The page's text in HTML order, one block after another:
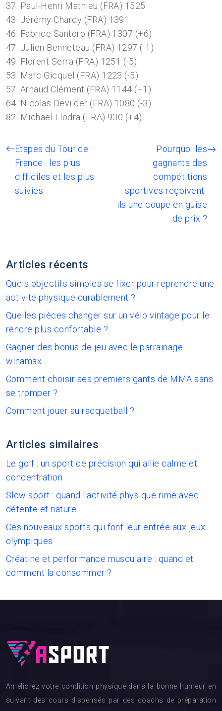
37. Paul-Henri Mathieu (FRA) 1525
43. Jérémy Chardy (FRA) 1391
46. Fabrice Santoro (FRA) 1307 (+6)
47. Julien Benneteau (FRA) 1297 (-1)
49. Florent Serra (FRA) 1251 (-5)
53. Marc Gicquel (FRA) 1223 (-5)
57. Arnaud Clément (FRA) 1144 (+1)
64. Nicolas Devilder (FRA) 1080 (-3)
82. Michaël Llodra (FRA) 930 (+4)
Etapes du Tour de
France : les plus
difficiles et les plus
suivies
Pourquoi les
gagnants des
compétitions
sportives reçoivent-
ils une coupe en guise
de prix ?
Articles récents
Quels objectifs simples se fixer pour reprendre une
activité physique durablement ?
Quelles pièces changer sur un vélo vintage pour le
rendre plus confortable ?
Gagner des bonus de jeu avec le parrainage
winamax
Comment choisir ses premiers gants de MMA sans
se tromper ?
Comment jouer au racquetball ?
Articles similaires
Le golf : un sport de précision qui allie calme et
concentration
Slow sport : quand l’activité physique rime avec
détente et nature
Ces nouveaux sports qui font leur entrée aux jeux
olympiques
Créatine et performance musculaire : quand et
comment la consommer ?
Améliorez votre condition physique dans la bonne humeur en
suivant des cours dispensés par des coachs de préparation